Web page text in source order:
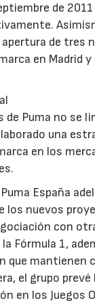
de
de tres
en Madrid
de Puma no se
una
en los
España
los nuevos
con
Fórmula 1,
que mantienen
el grupo prevé
en los Juegos